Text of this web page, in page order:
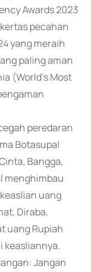
Awards 2023
pecahan
yang meraih
paling aman
(World's Most
peredaran
Botasupal
Bangga,
menghimbau
uang
Diraba,
uang Rupiah
keasliannya.
Jangan